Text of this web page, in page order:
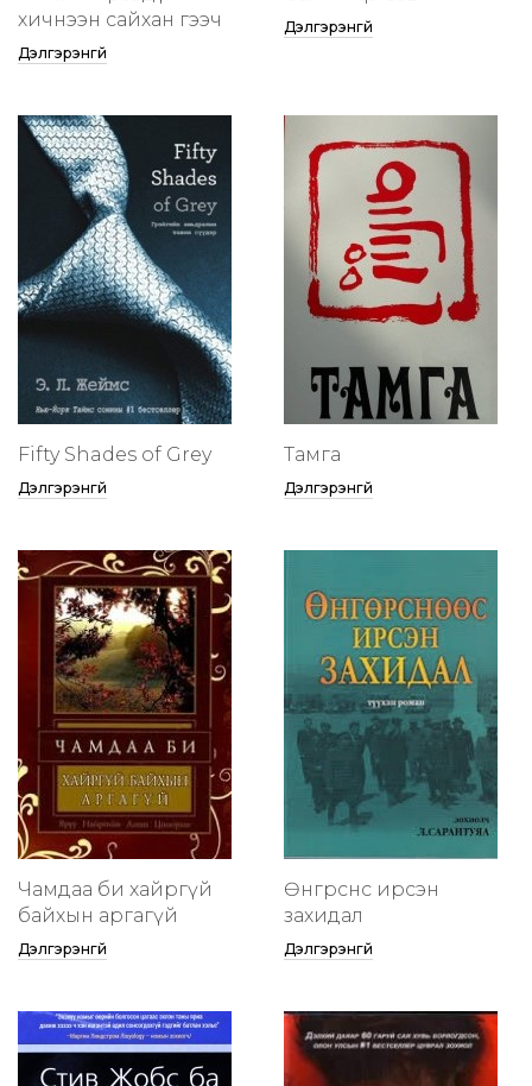
хичнээн сайхан гээч
Дэлгэрэнгүй
Дэлгэрэнгүй
Fifty Shades of Grey
Дэлгэрэнгүй
Тамга
Дэлгэрэнгүй
Чамдаа би хайргүй
байхын аргагүй
Дэлгэрэнгүй
Өнгөрснөөс ирсэн
захидал
Дэлгэрэнгүй